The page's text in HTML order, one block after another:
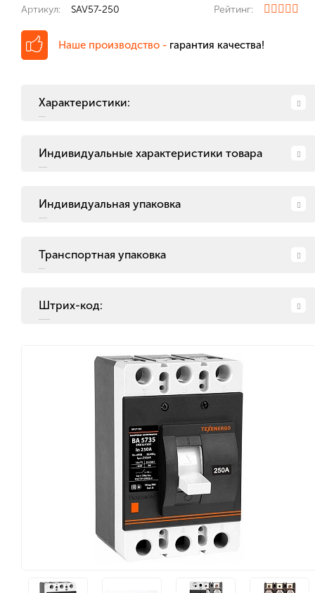
Артикул: SAV57-250 Рейтинг:
Наше производство - гарантия качества!
Характеристики:
Индивидуальные характеристики товара
Индивидуальная упаковка
Транспортная упаковка
Штрих-код: